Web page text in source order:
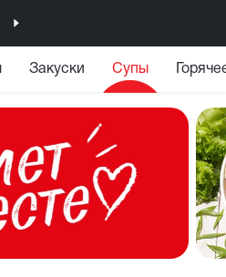
Закуски Супы